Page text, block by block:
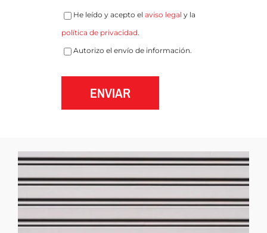
He leído y acepto elaviso legal y la
política de privacidad.
Autorizo el envío de información.
ENVIAR